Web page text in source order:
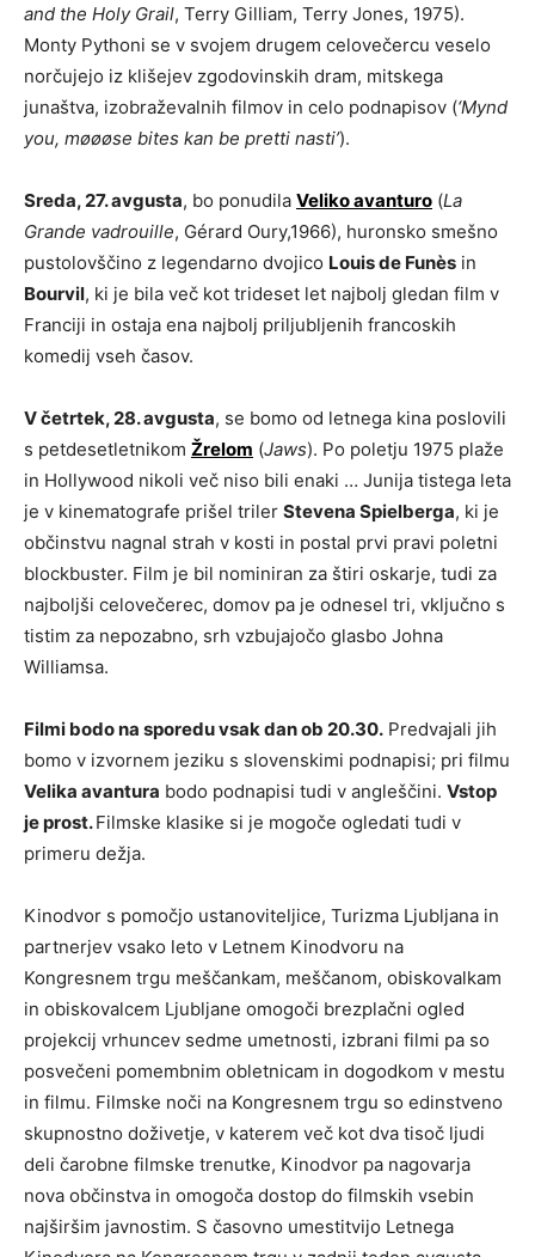
and the Holy Grail, Terry Gilliam, Terry Jones, 1975).
Monty Pythoni se v svojem drugem celovečercu veselo
norčujejo iz klišejev zgodovinskih dram, mitskega
junaštva, izobraževalnih filmov in celo podnapisov (‘Mynd
you, møøøse bites kan be pretti nasti’).
Sreda, 27. avgusta, bo ponudila Veliko avanturo (La
Grande vadrouille, Gérard Oury,1966), huronsko smešno
pustolovščino z legendarno dvojico Louis de Funès in
Bourvil, ki je bila več kot trideset let najbolj gledan film v
Franciji in ostaja ena najbolj priljubljenih francoskih
komedij vseh časov.
V četrtek, 28. avgusta, se bomo od letnega kina poslovili
s petdesetletnikom Žrelom (Jaws). Po poletju 1975 plaže
in Hollywood nikoli več niso bili enaki … Junija tistega leta
je v kinematografe prišel triler Stevena Spielberga, ki je
občinstvu nagnal strah v kosti in postal prvi pravi poletni
blockbuster. Film je bil nominiran za štiri oskarje, tudi za
najboljši celovečerec, domov pa je odnesel tri, vključno s
tistim za nepozabno, srh vzbujajočo glasbo Johna
Williamsa.
Filmi bodo na sporedu vsak dan ob 20.30. Predvajali jih
bomo v izvornem jeziku s slovenskimi podnapisi; pri filmu
Velika avantura bodo podnapisi tudi v angleščini. Vstop
je prost.Filmske klasike si je mogoče ogledati tudi v
primeru dežja.
Kinodvor s pomočjo ustanoviteljice, Turizma Ljubljana in
partnerjev vsako leto v Letnem Kinodvoru na
Kongresnem trgu meščankam, meščanom, obiskovalkam
in obiskovalcem Ljubljane omogoči brezplačni ogled
projekcij vrhuncev sedme umetnosti, izbrani filmi pa so
posvečeni pomembnim obletnicam in dogodkom v mestu
in filmu. Filmske noči na Kongresnem trgu so edinstveno
skupnostno doživetje, v katerem več kot dva tisoč ljudi
deli čarobne filmske trenutke, Kinodvor pa nagovarja
nova občinstva in omogoča dostop do filmskih vsebin
najširšim javnostim. S časovno umestitvijo Letnega